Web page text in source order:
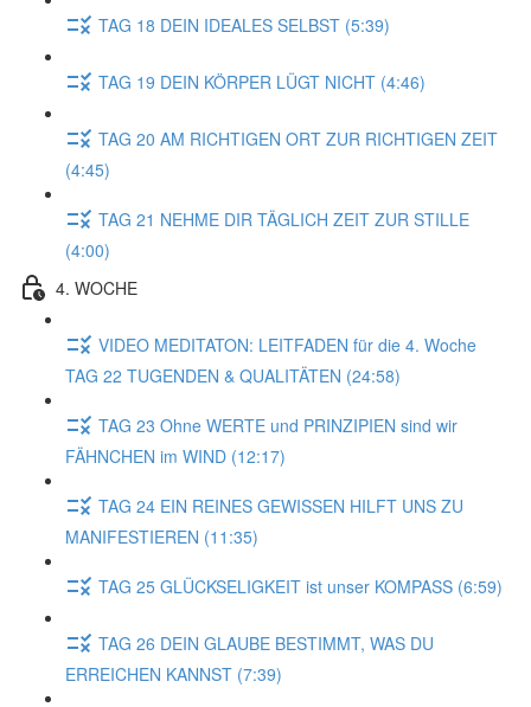
TAG 18 DEIN IDEALES SELBST (5:39)
TAG 19 DEIN KÖRPER LÜGT NICHT (4:46)
TAG 20 AM RICHTIGEN ORT ZUR RICHTIGEN ZEIT
(4:45)
TAG 21 NEHME DIR TÄGLICH ZEIT ZUR STILLE
(4:00)
4. WOCHE
VIDEO MEDITATON: LEITFADEN für die 4. Woche
TAG 22 TUGENDEN & QUALITÄTEN (24:58)
TAG 23 Ohne WERTE und PRINZIPIEN sind wir
FÄHNCHEN im WIND (12:17)
TAG 24 EIN REINES GEWISSEN HILFT UNS ZU
MANIFESTIEREN (11:35)
TAG 25 GLÜCKSELIGKEIT ist unser KOMPASS (6:59)
TAG 26 DEIN GLAUBE BESTIMMT, WAS DU
ERREICHEN KANNST (7:39)